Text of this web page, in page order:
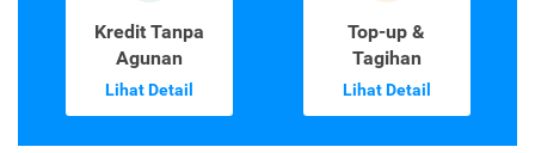
Kredit Tanpa
Agunan
Lihat Detail
Top-up &
Tagihan
Lihat Detail